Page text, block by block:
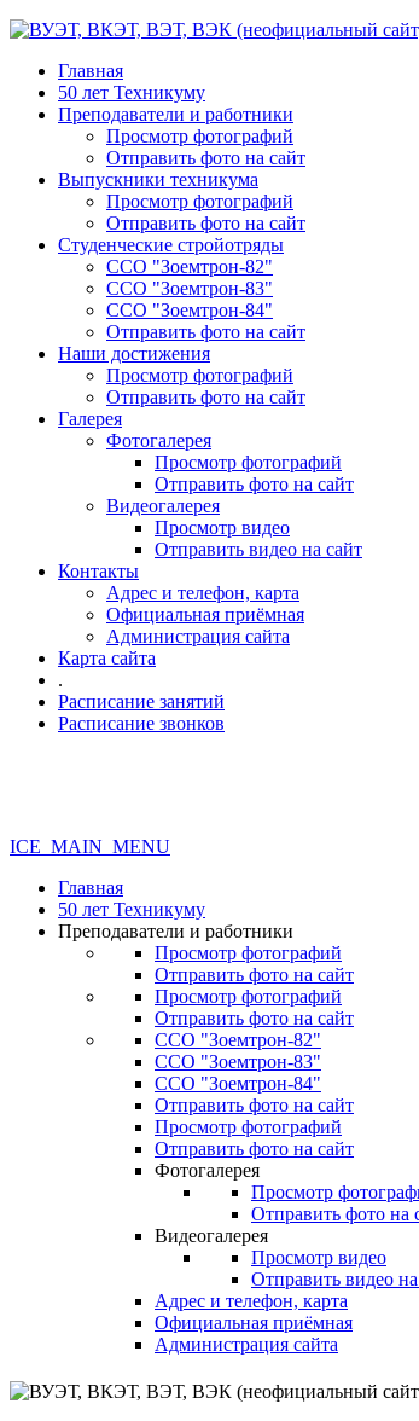
Главная
50 лет Техникуму
Преподаватели и работники
Просмотр фотографий
Отправить фото на сайт
Выпускники техникума
Просмотр фотографий
Отправить фото на сайт
Студенческие стройотряды
ССО "Зоемтрон-82"
ССО "Зоемтрон-83"
ССО "Зоемтрон-84"
Отправить фото на сайт
Наши достижения
Просмотр фотографий
Отправить фото на сайт
Галерея
Фотогалерея
Просмотр фотографий
Отправить фото на сайт
Видеогалерея
Просмотр видео
Отправить видео на сайт
Контакты
Адрес и телефон, карта
Официальная приёмная
Администрация сайта
Карта сайта
.
Расписание занятий
Расписание звонков
ICE_MAIN_MENU
Главная
50 лет Техникуму
Преподаватели и работники
Просмотр фотографий
Отправить фото на сайт
Просмотр фотографий
Отправить фото на сайт
ССО "Зоемтрон-82"
ССО "Зоемтрон-83"
ССО "Зоемтрон-84"
Отправить фото на сайт
Просмотр фотографий
Отправить фото на сайт
Фотогалерея
Просмотр
Отправить фото на
Видеогалерея
Просмотр видео
Отправить видео
Адрес и телефон, карта
Официальная приёмная
Администрация сайта